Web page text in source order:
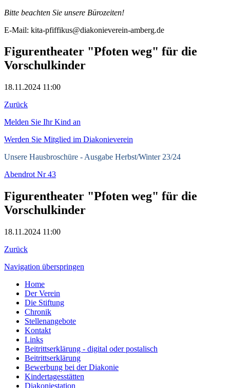
Bitte beachten Sie unsere Bürozeiten!
E-Mail: kita-pfiffikus@diakonieverein-amberg.de
Figurentheater "Pfoten weg" für die
Vorschulkinder
18.11.2024 11:00
Zurück
Melden Sie Ihr Kind an
Werden Sie Mitglied im Diakonieverein
Unsere Hausbroschüre - Ausgabe Herbst/Winter 23/24
Abendrot Nr 43
Figurentheater "Pfoten weg" für die
Vorschulkinder
18.11.2024 11:00
Zurück
Navigation überspringen
Home
Der Verein
Die Stiftung
Chronik
Stellenangebote
Kontakt
Links
Beitrittserklärung - digital oder postalisch
Beitrittserklärung
Bewerbung bei der Diakonie
Kindertagesstätten
Diakoniestation